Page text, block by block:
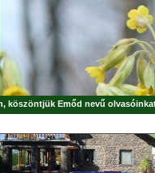
köszöntjük Emőd nevű